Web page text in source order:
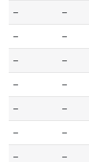
-- --
-- --
-- --
-- --
-- --
-- --
-- --